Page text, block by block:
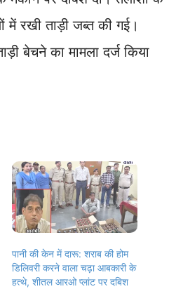
में रखी ताड़ी जब्त की गई।
बेचने का मामला दर्ज किया
पानी की केन में दारू: शराब की होम
डिलिवरी करने वाला चढ़ा आबकारी के
हत्थे, शीतल आरओ प्लांट पर दबिश